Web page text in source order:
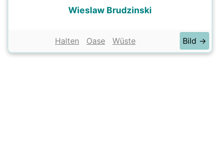
Wieslaw Brudzinski
Halten Oase Wüste Bild →